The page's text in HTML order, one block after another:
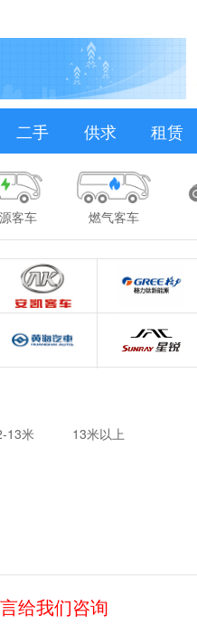
二手 供求 租赁
客车 燃气客车
13米 13米以上
给我们咨询